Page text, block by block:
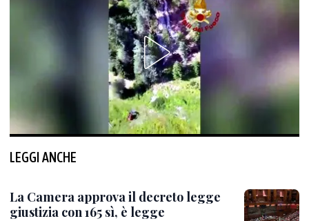
LEGGI ANCHE
La Camera approva il decreto legge
giustizia con 165 sì, è legge